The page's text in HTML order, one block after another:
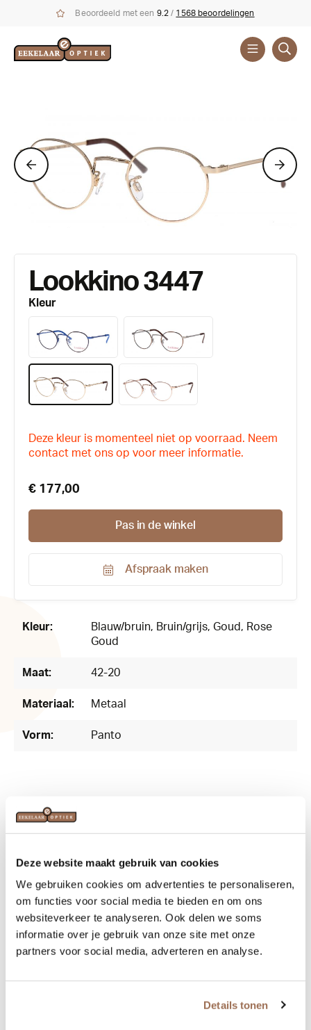
Deze website maakt gebruik van cookies
We gebruiken cookies om advertenties te personaliseren,
om functies voor social media te bieden en om ons
websiteverkeer te analyseren. Ook delen we soms
informatie over je gebruik van onze site met onze
partners voor social media, adverteren en analyse.
Details tonen
Beoordeeld met een 9.2 / 1568 beoordelingen
Lookkino 3447
Kleur
Deze kleur is momenteel niet op voorraad. Neem
contact met ons op voor meer informatie.
€ 177,00
Pas in de winkel
Afspraak maken
Kleur:
Blauw/bruin, Bruin/grijs, Goud, Rose
Goud
Maat: 42-20
Materiaal: Metaal
Vorm: Panto
Related products